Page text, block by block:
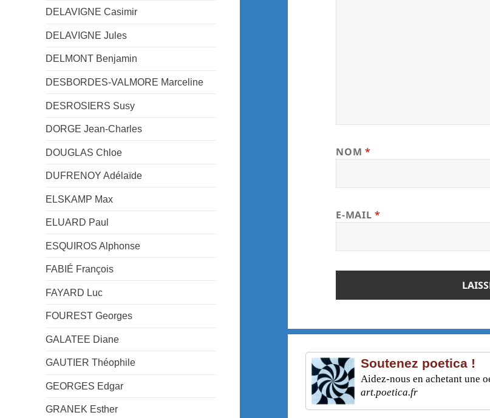
DELAVIGNE Casimir
DELAVIGNE Jules
DELMONT Benjamin
DESBORDES-VALMORE Marceline
DESROSIERS Susy
DORGE Jean-Charles
DOUGLAS Chloe
DUFRENOY Adélaïde
ELSKAMP Max
ELUARD Paul
ESQUIROS Alphonse
FABIÉ François
FAYARD Luc
FOUREST Georges
GALATEE Diane
GAUTIER Théophile
GEORGES Edgar
GRANEK Esther
NOM *
E-MAIL *
Soutenez poetica !
Aidez-nous en achetant une
art.poetica.fr